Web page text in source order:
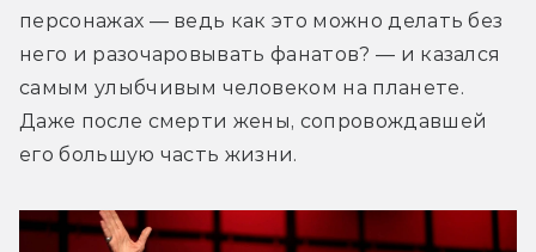
персонажах — ведь как это можно делать без
него и разочаровывать фанатов? — и казался
самым улыбчивым человеком на планете.
Даже после смерти жены, сопровождавшей
его большую часть жизни.